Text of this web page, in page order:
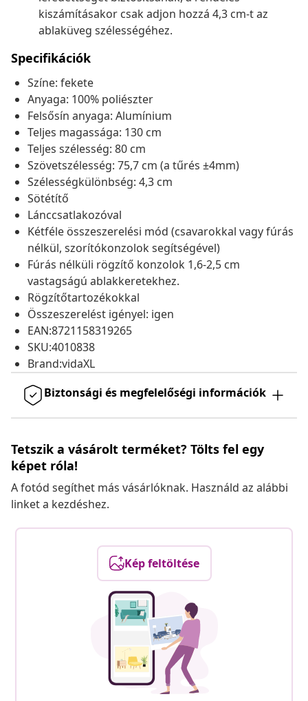
kiszámításakor csak adjon hozzá 4,3 cm-t az
ablaküveg szélességéhez.
Specifikációk
Színe: fekete
Anyaga: 100% poliészter
Felsősín anyaga: Alumínium
Teljes magassága: 130 cm
Teljes szélesség: 80 cm
Szövetszélesség: 75,7 cm (a tűrés ±4mm)
Szélességkülönbség: 4,3 cm
Sötétítő
Lánccsatlakozóval
Kétféle összeszerelési mód (csavarokkal vagy fúrás
nélkül, szorítókonzolok segítségével)
Fúrás nélküli rögzítő konzolok 1,6-2,5 cm
vastagságú ablakkeretekhez.
Rögzítőtartozékokkal
Összeszerelést igényel: igen
EAN:8721158319265
SKU:4010838
Brand:vidaXL
Biztonsági és megfelelőségi információk
Tetszik a vásárolt terméket? Tölts fel egy
képet róla!
A fotód segíthet más vásárlóknak. Használd az alábbi
linket a kezdéshez.
Kép feltöltése